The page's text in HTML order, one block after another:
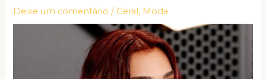
Deixe um comentário / Geral, Moda